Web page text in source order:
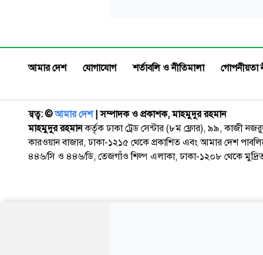
আমার দেশ যোগাযোগ শর্তাবলি ও নীতিমালা গোপনীয়তা
স্বত্ব: ©️আমার দেশ| সম্পাদক ও প্রকাশক, মাহমুদুর রহমান
মাহমুদুর রহমানকর্তৃক ঢাকা ট্রেড সেন্টার (৮ম ফ্লোর), ৯৯, কাজী
কারওয়ান বাজার, ঢাকা-১২১৫ থেকে প্রকাশিত এবং আমার দেশ
৪৪৬/সি ও ৪৪৬/ডি, তেজগাঁও শিল্প এলাকা, ঢাকা-১২০৮ থেকে